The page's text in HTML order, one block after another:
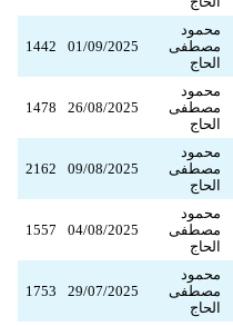
محمود
مصطفى
الحاج
01/09/2025
1442
محمود
مصطفى
الحاج
26/08/2025
1478
محمود
مصطفى
الحاج
09/08/2025
2162
محمود
مصطفى
الحاج
04/08/2025
1557
محمود
مصطفى
الحاج
29/07/2025
1753